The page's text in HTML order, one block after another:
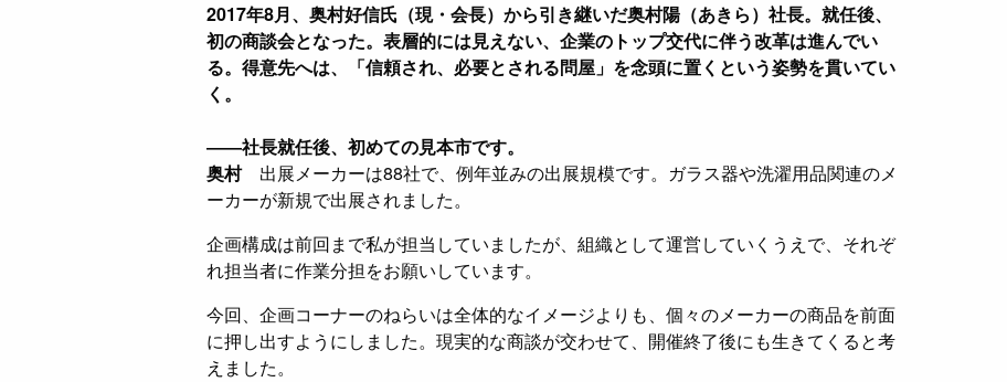
2017年8月、奥村好信氏（現・会長）から引き継いだ奥村陽（あきら）社長。就任後、
初の商談会となった。表層的には見えない、企業のトップ交代に伴う改革は進んでい
る。得意先へは、「信頼され、必要とされる問屋」を念頭に置くという姿勢を貫いてい
く。
――社長就任後、初めての見本市です。
奥村出展メーカーは88社で、例年並みの出展規模です。ガラス器や洗濯用品関連のメ
ーカーが新規で出展されました。
企画構成は前回まで私が担当していましたが、組織として運営していくうえで、それぞ
れ担当者に作業分担をお願いしています。
今回、企画コーナーのねらいは全体的なイメージよりも、個々のメーカーの商品を前面
に押し出すようにしました。現実的な商談が交わせて、開催終了後にも生きてくると考
えました。